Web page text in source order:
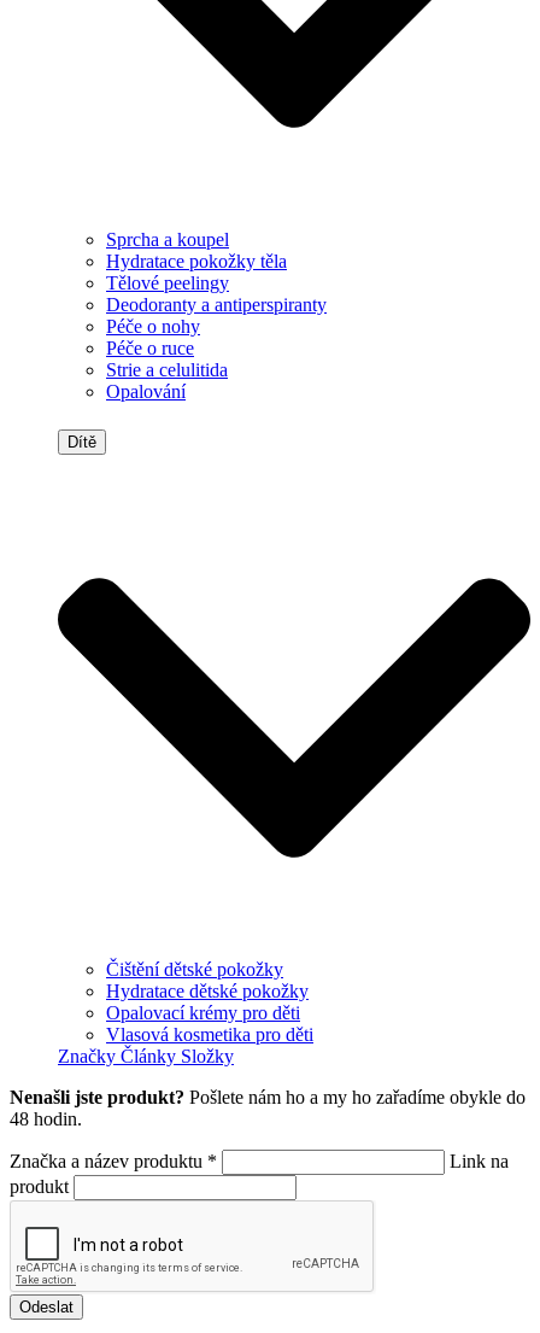
Sprcha a koupel
Hydratace pokožky těla
Tělové peelingy
Deodoranty a antiperspiranty
Péče o nohy
Péče o ruce
Strie a celulitida
Opalování
Dítě
Čištění dětské pokožky
Hydratace dětské pokožky
Opalovací krémy pro děti
Vlasová kosmetika pro děti
Značky Články Složky
Nenašli jste produkt? Pošlete nám ho a my ho zařadíme obykle do
48 hodin.
Značka a název produktu *
Link na
produkt
Odeslat